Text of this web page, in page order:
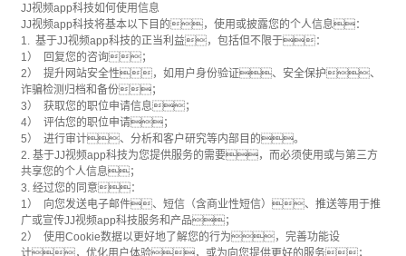
JJ视频app科技如何使用信息
JJ视频app科技将基本以下目的，使用或披露您的个人信息：
1. 基于JJ视频app科技的正当利益，包括但不限于：
1） 回复您的咨询；
2） 提升网站安全性，如用户身份验证、安全保护、
诈骗检测归档和备份；
3） 获取您的职位申请信息；
4） 评估您的职位申请；
5） 进行审计、分析和客户研究等内部目的。
2. 基于JJ视频app科技为您提供服务的需要，而必须使用或与第三方
共享您的个人信息；
3. 经过您的同意：
1） 向您发送电子邮件、短信（含商业性短信）、推送等用于推
广或宣传JJ视频app科技服务和产品；
2） 使用Cookie数据以更好地了解您的行为，完善功能设
计，优化用户体验，或为向您提供更好的服务；